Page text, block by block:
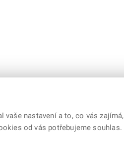
vaše nastavení a to, co vás zajímá,
od vás potřebujeme souhlas.